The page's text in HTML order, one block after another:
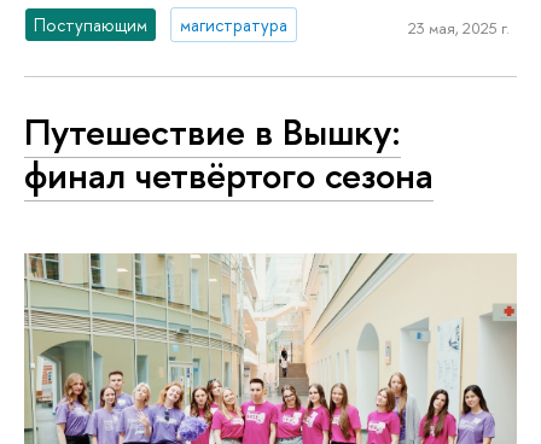
Поступающим магистратура 23 мая, 2025 г.
Путешествие в Вышку:
финал четвёртого сезона